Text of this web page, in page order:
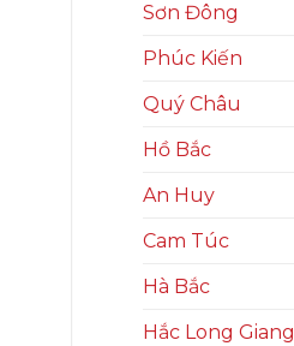
Sơn Đông
Phúc Kiến
Quý Châu
Hồ Bắc
An Huy
Cam Túc
Hà Bắc
Hắc Long Giang